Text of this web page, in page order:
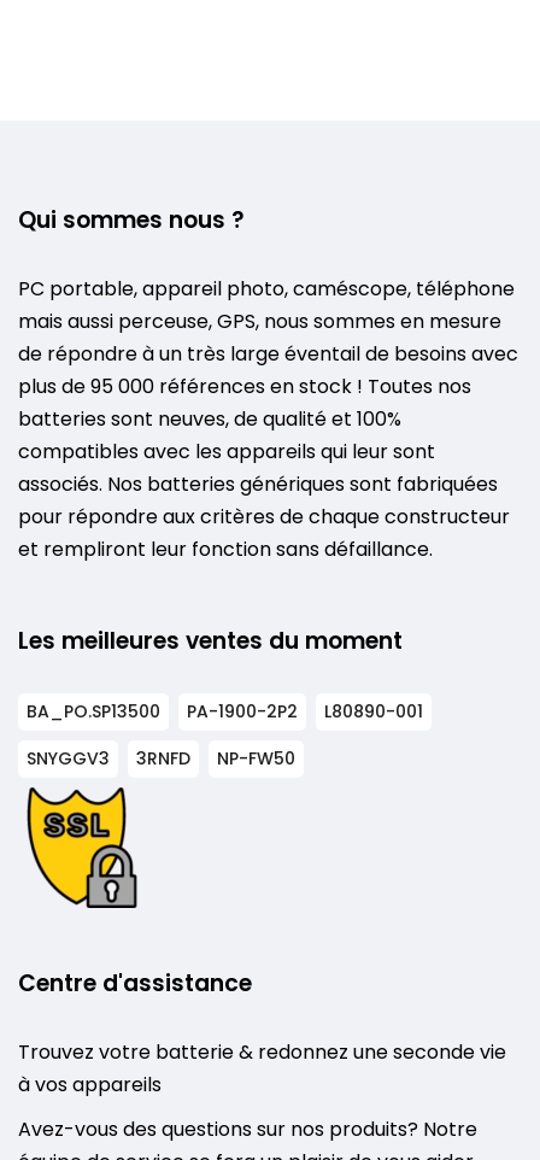
Qui sommes nous ?
PC portable, appareil photo, caméscope, téléphone
mais aussi perceuse, GPS, nous sommes en mesure
de répondre à un très large éventail de besoins avec
plus de 95 000 références en stock ! Toutes nos
batteries sont neuves, de qualité et 100%
compatibles avec les appareils qui leur sont
associés. Nos batteries génériques sont fabriquées
pour répondre aux critères de chaque constructeur
et rempliront leur fonction sans défaillance.
Les meilleures ventes du moment
BA_PO.SP13500 PA-1900-2P2
L80890-001
SNYGGV3
3RNFD NP-FW50
Centre d'assistance
Trouvez votre batterie & redonnez une seconde vie
à vos appareils
Avez-vous des questions sur nos produits? Notre